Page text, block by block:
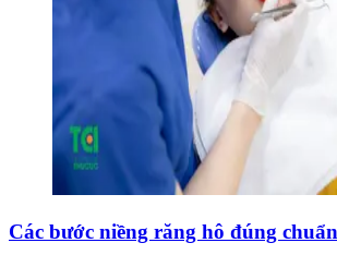
Các bước niềng răng hô đúng chuẩn